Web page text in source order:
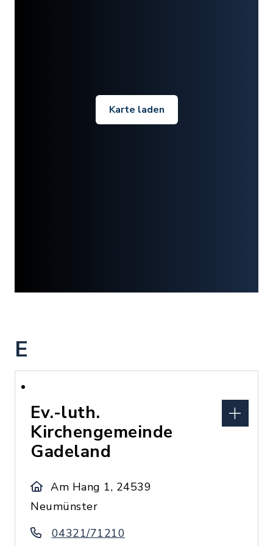
Karte laden
E
Ev.-luth.
Kirchengemeinde
Gadeland
Am Hang 1, 24539
Neumünster
04321/71210